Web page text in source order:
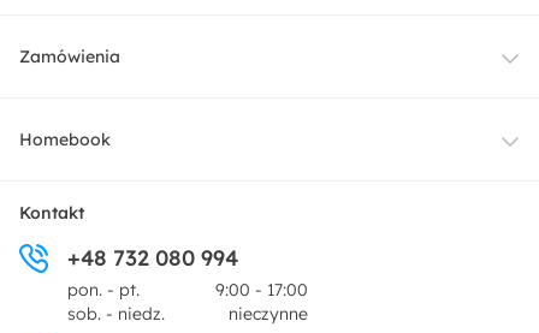
Meble
Dekoracje i akcesoria
Zamówienia
Dostawa
Zwroty
Pytania i odpowiedzi
Homebook
O nas
Centrum prasowe
Kontakt
+48 732 080 994
pon. - pt.
9:00 - 17:00
sob. - niedz.
nieczynne